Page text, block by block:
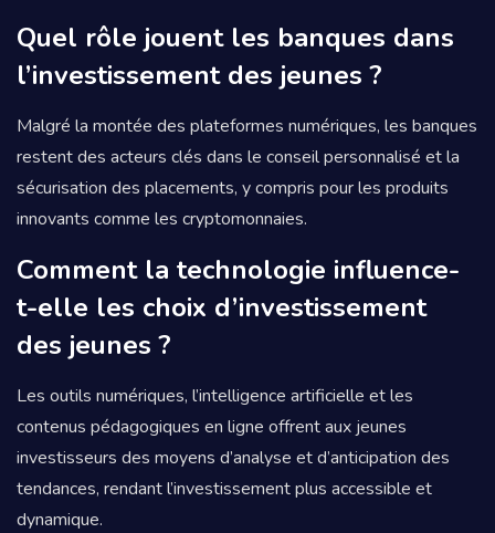
Quel rôle jouent les banques dans
l’investissement des jeunes ?
Malgré la montée des plateformes numériques, les banques
restent des acteurs clés dans le conseil personnalisé et la
sécurisation des placements, y compris pour les produits
innovants comme les cryptomonnaies.
Comment la technologie influence-
t-elle les choix d’investissement
des jeunes ?
Les outils numériques, l’intelligence artificielle et les
contenus pédagogiques en ligne offrent aux jeunes
investisseurs des moyens d’analyse et d’anticipation des
tendances, rendant l’investissement plus accessible et
dynamique.